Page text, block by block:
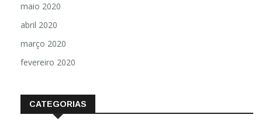
maio 2020
abril 2020
março 2020
fevereiro 2020
CATEGORIAS